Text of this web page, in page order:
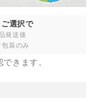
選択で
発送後
装のみ
きます。